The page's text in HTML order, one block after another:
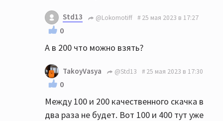
Std13 @Lokomotiff 25 мая 2023 в 17:27
0
А в 200 что можно взять?
TakoyVasya @Std13 25 мая 2023 в 17:30
0
Между 100 и 200 качественного скачка в
два раза не будет. Вот 100 и 400 тут уже